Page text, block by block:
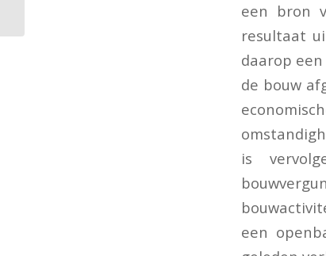
een bron
resultaat
daarop
de bouw
is
een